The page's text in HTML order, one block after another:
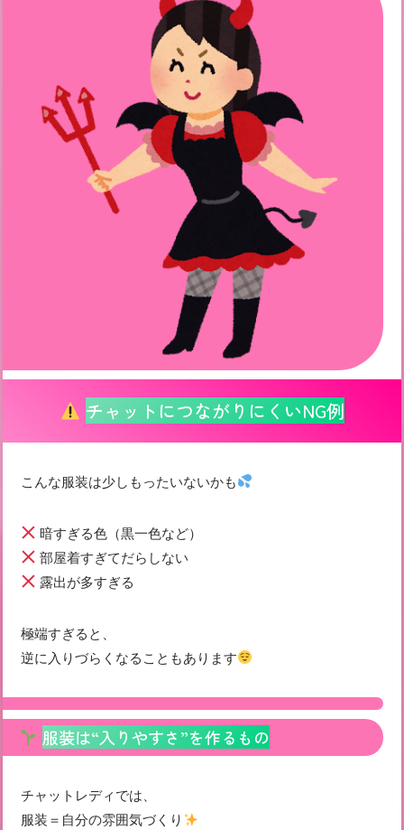
チャットにつながりにくいNG例
こんな服装は少しもったいないかも
暗すぎる色（黒一色など）
部屋着すぎてだらしない
露出が多すぎる
極端すぎると、
逆に入りづらくなることもあります
服装は“入りやすさ”を作るもの
チャットレディでは、
服装＝自分の雰囲気づくり